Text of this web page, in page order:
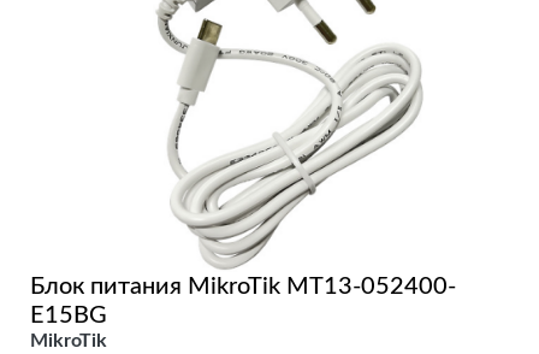
Блок питания MikroTik MT13-052400-
E15BG
MikroTik